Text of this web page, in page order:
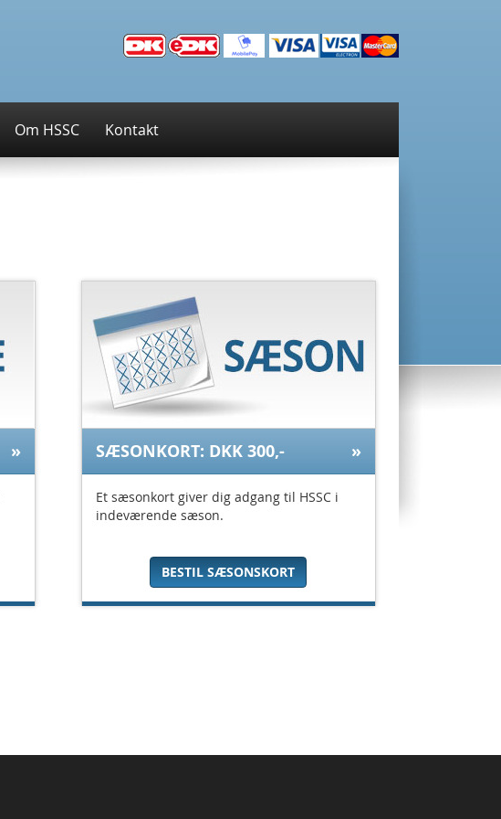
Om HSSC Kontakt
SÆSONKORT: DKK 300,-
Et sæsonkort giver dig adgang til HSSC i
indeværende sæson.
BESTIL SÆSONSKORT